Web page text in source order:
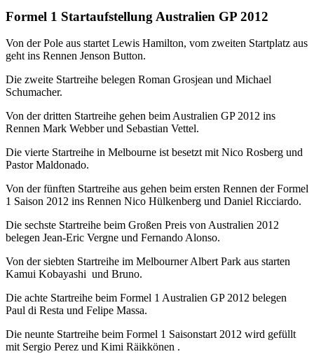
Formel 1 Startaufstellung Australien GP 2012
Von der Pole aus startet Lewis Hamilton, vom zweiten Startplatz aus
geht ins Rennen Jenson Button.
Die zweite Startreihe belegen Roman Grosjean und Michael
Schumacher.
Von der dritten Startreihe gehen beim Australien GP 2012 ins
Rennen Mark Webber und Sebastian Vettel.
Die vierte Startreihe in Melbourne ist besetzt mit Nico Rosberg und
Pastor Maldonado.
Von der fünften Startreihe aus gehen beim ersten Rennen der Formel
1 Saison 2012 ins Rennen Nico Hülkenberg und Daniel Ricciardo.
Die sechste Startreihe beim Großen Preis von Australien 2012
belegen Jean-Eric Vergne und Fernando Alonso.
Von der siebten Startreihe im Melbourner Albert Park aus starten
Kamui Kobayashi und Bruno.
Die achte Startreihe beim Formel 1 Australien GP 2012 belegen
Paul di Resta und Felipe Massa.
Die neunte Startreihe beim Formel 1 Saisonstart 2012 wird gefüllt
mit Sergio Perez und Kimi Räikkönen .